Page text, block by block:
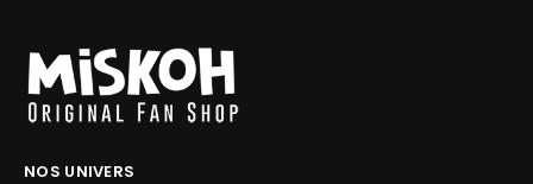
NOS UNIVERS